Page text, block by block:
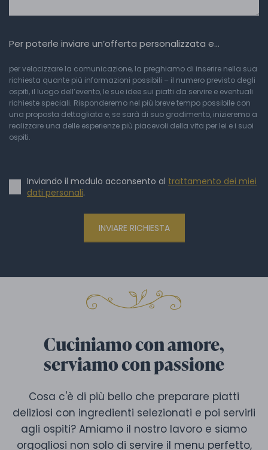
Per poterle inviare un’offerta personalizzata e…
per velocizzare la comunicazione, la preghiamo di inserire nella sua
richiesta quante più informazioni possibili – il numero previsto degli
ospiti, il luogo dell’evento, le sue idee sui piatti da servire e eventuali
richieste speciali. Risponderemo nel più breve tempo possibile con
una proposta dettagliata e, se sarà di suo gradimento, inizieremo a
realizzare una delle esperienze più piacevoli della vita per lei e i suoi
ospiti.
Inviando il modulo acconsento al trattamento dei miei
dati personali.
INVIARE RICHIESTA
Cuciniamo con amore,
serviamo con passione
Cosa c'è di più bello che preparare piatti
deliziosi con ingredienti selezionati e poi servirli
agli ospiti? Amiamo il nostro lavoro e siamo
orgogliosi non solo di servire il menu perfetto,